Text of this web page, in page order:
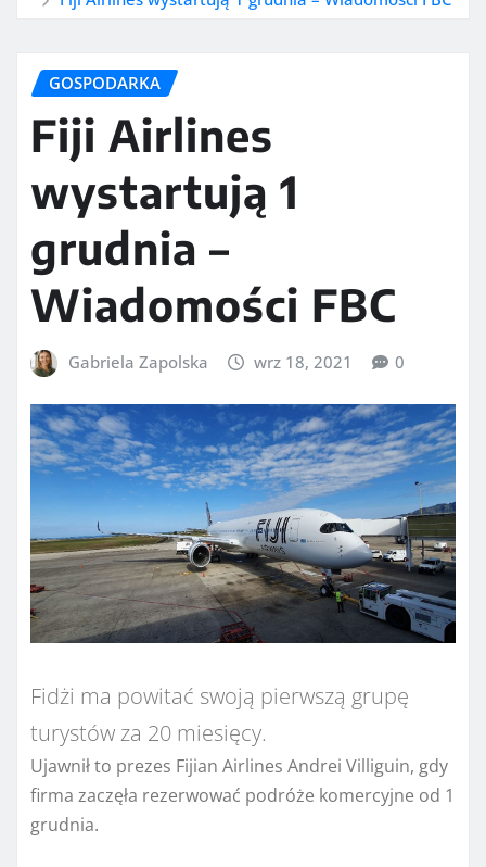
GOSPODARKA
Fiji Airlines
wystartują 1
grudnia –
Wiadomości FBC
Gabriela Zapolska wrz 18, 2021 0
Fidżi ma powitać swoją pierwszą grupę
turystów za 20 miesięcy.
Ujawnił to prezes Fijian Airlines Andrei Villiguin, gdy
firma zaczęła rezerwować podróże komercyjne od 1
grudnia.